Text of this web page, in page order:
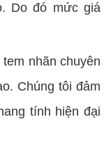
Do đó mức giá
nhãn chuyên
Chúng tôi đảm
tính hiện đại